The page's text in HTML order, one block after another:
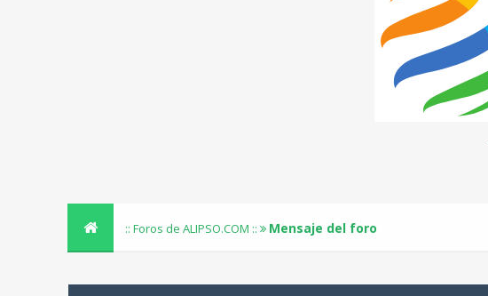
:: Foros de ALIPSO.COM :: Mensaje del foro